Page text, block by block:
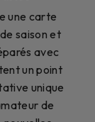
une carte
saison et
avec
un point
unique
de